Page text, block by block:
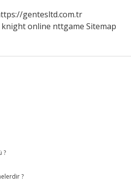
gentesltd.com.tr
knight online nttgame Sitemap
?
?